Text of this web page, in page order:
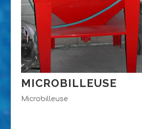
MICROBILLEUSE
Microbilleuse